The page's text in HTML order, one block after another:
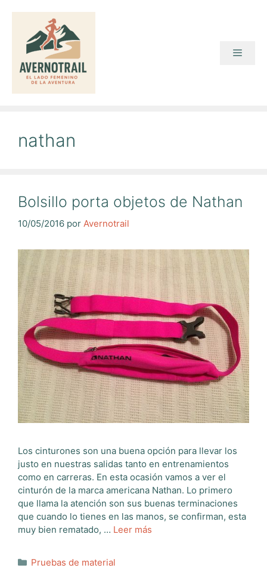
contenido
nathan
Bolsillo porta objetos de Nathan
10/05/2016 por Avernotrail
Los cinturones son una buena opción para llevar los
justo en nuestras salidas tanto en entrenamientos
como en carreras. En esta ocasión vamos a ver el
cinturón de la marca americana Nathan. Lo primero
que llama la atención son sus buenas terminaciones
que cuando lo tienes en las manos, se confirman, esta
muy bien rematado, … Leer más
Categorías
Pruebas de material